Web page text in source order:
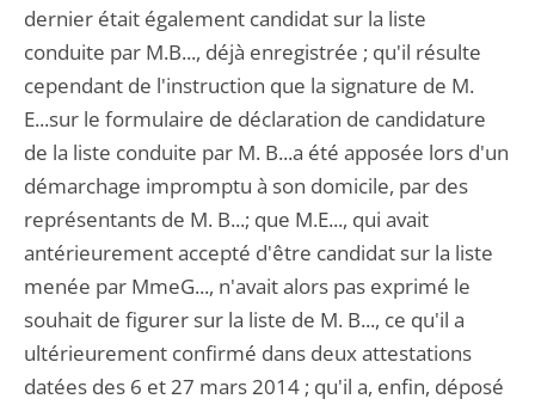
dernier était également candidat sur la liste
conduite par M.B..., déjà enregistrée ; qu'il résulte
cependant de l'instruction que la signature de M.
E...sur le formulaire de déclaration de candidature
de la liste conduite par M. B...a été apposée lors d'un
démarchage impromptu à son domicile, par des
représentants de M. B...; que M.E..., qui avait
antérieurement accepté d'être candidat sur la liste
menée par MmeG..., n'avait alors pas exprimé le
souhait de figurer sur la liste de M. B..., ce qu'il a
ultérieurement confirmé dans deux attestations
datées des 6 et 27 mars 2014 ; qu'il a, enfin, déposé